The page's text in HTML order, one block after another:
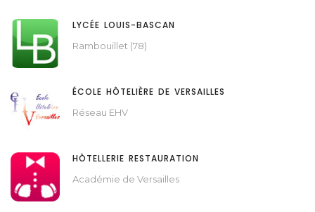
LYCÉE LOUIS-BASCAN
Rambouillet (78)
ÉCOLE HÔTELIÈRE DE VERSAILLES
Réseau EHV
HÔTELLERIE RESTAURATION
Académie de Versailles